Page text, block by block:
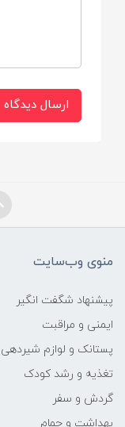
ارسال دیدگاه
منوی وب‌سایت
پیشنهاد شگفت انگیر
ایمنی و مراقبت
پستانک و لوازم شیردهی
تغذیه و رشد کودک
گردش و سفر
بهداشت و حمام